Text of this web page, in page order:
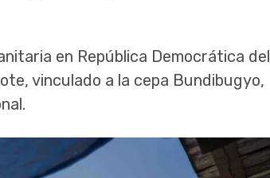
en República Democrática del
vinculado a la cepa Bundibugyo,